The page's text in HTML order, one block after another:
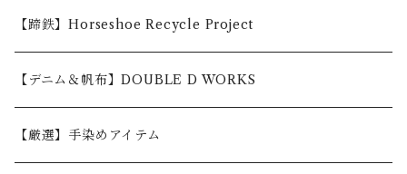
5,001〜10,000円
10,001〜30,000円
30,001円〜
【蹄鉄】Horseshoe Recycle Project
【デニム＆帆布】DOUBLE D WORKS
【厳選】手染めアイテム